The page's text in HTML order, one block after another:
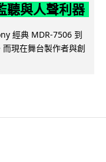
聽與人聲利器
經典 MDR-7506 到
現在舞台製作者與創